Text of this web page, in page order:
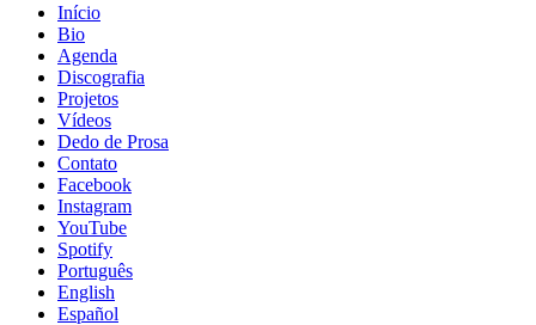
Início
Bio
Agenda
Discografia
Projetos
Vídeos
Dedo de Prosa
Contato
Facebook
Instagram
YouTube
Spotify
Português
English
Español